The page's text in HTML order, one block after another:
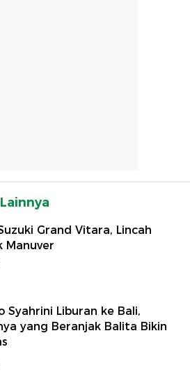
Grand Vitara, Lincah
Manuver
Syahrini Liburan ke Bali,
yang Beranjak Balita Bikin